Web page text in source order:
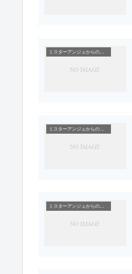
ミスターアンジュからのお知らせ
ミスターアンジュからのお知らせ
ミスターアンジュからのお知らせ